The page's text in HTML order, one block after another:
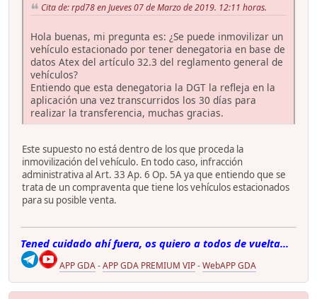
Cita de: rpd78 en Jueves 07 de Marzo de 2019. 12:11 horas.
Hola buenas, mi pregunta es: ¿Se puede inmovilizar un
vehículo estacionado por tener denegatoria en base de
datos Atex del artículo 32.3 del reglamento general de
vehículos?
Entiendo que esta denegatoria la DGT la refleja en la
aplicación una vez transcurridos los 30 días para
realizar la transferencia, muchas gracias.
Este supuesto no está dentro de los que proceda la
inmovilización del vehículo. En todo caso, infracción
administrativa al Art. 33 Ap. 6 Op. 5A ya que entiendo que se
trata de un compraventa que tiene los vehículos estacionados
para su posible venta.
Tened cuidado ahí fuera, os quiero a todos de vuelta...
APP GDA-APP GDA PREMIUM VIP-WebAPP GDA